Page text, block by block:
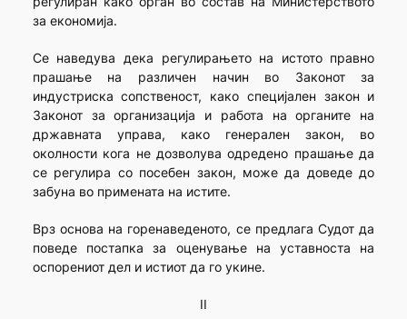
за економија.
Се наведува дека регулирањето на истото правно
прашање на различен начин во Законот за
индустриска сопственост, како специјален закон и
Законот за организација и работа на органите на
државната управа, како генерален закон, во
околности кога не дозволува одредено прашање да
се регулира со посебен закон, може да доведе до
забуна во примената на истите.
Врз основа на горенаведеното, се предлага Судот да
поведе постапка за оценување на уставноста на
оспорениот дел и истиот да го укине.
II